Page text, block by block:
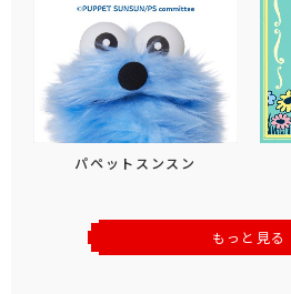
パペットスンスン
もっと見る